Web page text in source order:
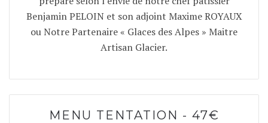
Benjamin PELOIN et son adjoint Maxime ROYAUX
ou Notre Partenaire « Glaces des Alpes » Maitre
Artisan Glacier.
MENU TENTATION - 47€